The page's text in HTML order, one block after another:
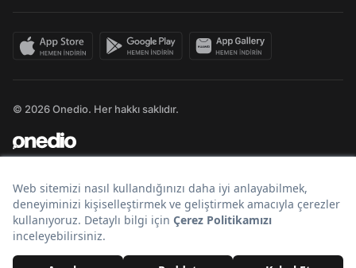
© 2026 Onedio. Her hakkı saklıdır.
Bir markasıdır.